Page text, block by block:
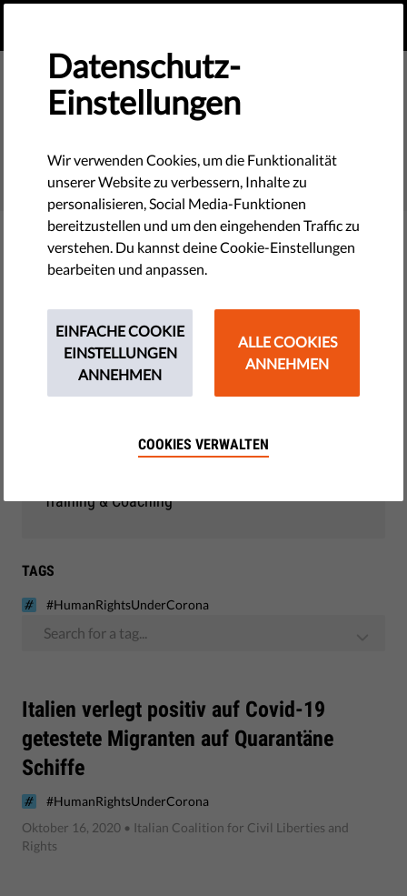
Filter
THEMES
EU-Beobachtung
Training & Coaching
TAGS
#HumanRightsUnderCorona
Search for a tag...
​Italien verlegt positiv auf Covid-19
getestete Migranten auf Quarantäne
Schiffe
#HumanRightsUnderCorona
Oktober 16, 2020 • Italian Coalition for Civil Liberties and
Rights
Datenschutz-
Einstellungen
Wir verwenden Cookies, um die Funktionalität
unserer Website zu verbessern, Inhalte zu
personalisieren, Social Media-Funktionen
bereitzustellen und um den eingehenden Traffic zu
verstehen. Du kannst deine Cookie-Einstellungen
bearbeiten und anpassen.
EINFACHE COOKIE
EINSTELLUNGEN
ANNEHMEN
ALLE COOKIES
ANNEHMEN
COOKIES VERWALTEN